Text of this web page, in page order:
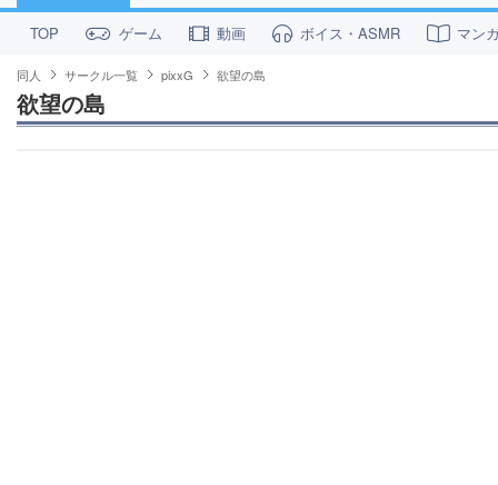
TOP ゲーム 動画 ボイス・ASMR マン
同人 サークル一覧 pixxG 欲望の島
欲望の島